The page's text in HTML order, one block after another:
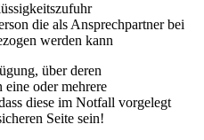
die als Ansprechpartner bei
werden kann
über deren
oder mehrere
diese im Notfall vorgelegt
Seite sein!